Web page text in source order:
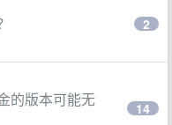
2
的版本可能无
14